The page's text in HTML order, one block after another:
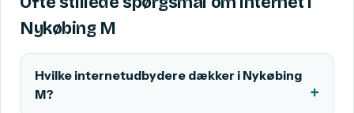
Nykøbing M
Hvilke internetudbydere dækker i Nykøbing
M?